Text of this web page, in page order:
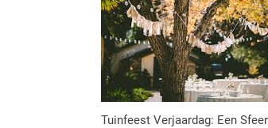
Tuinfeest Verjaardag: Een